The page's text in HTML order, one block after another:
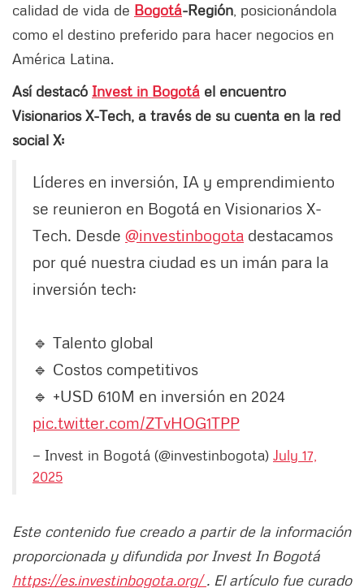
calidad de vida de Bogotá-Región , posicionándola
como el destino preferido para hacer negocios en
América Latina.
Así destacó Invest in Bogotá el encuentro
Visionarios X-Tech, a través de su cuenta en la red
social X:
Líderes en inversión, IA y emprendimiento
se reunieron en Bogotá en Visionarios X-
Tech. Desde @investinbogota destacamos
por qué nuestra ciudad es un imán para la
inversión tech:
🔹 Talento global
🔹 Costos competitivos
🔹 +USD 610M en inversión en 2024
pic.twitter.com/ZTvHOG1TPP
— Invest in Bogotá (@investinbogota) July 17,
2025
Este contenido fue creado a partir de la información
proporcionada y difundida por Invest In Bogotá
https://es.investinbogota.org/. El artículo fue curado